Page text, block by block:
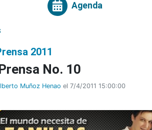
Agenda
2011
No. 10
Muñoz Henao el 7/4/2011 15:00:00